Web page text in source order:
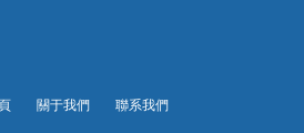
關于我們 聯系我們